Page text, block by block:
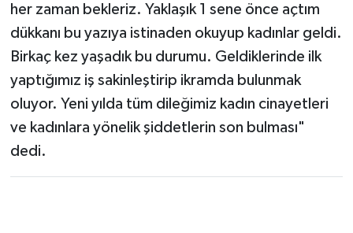
her zaman bekleriz. Yaklaşık 1 sene önce açtım
dükkanı bu yazıya istinaden okuyup kadınlar geldi.
Birkaç kez yaşadık bu durumu. Geldiklerinde ilk
yaptığımız iş sakinleştirip ikramda bulunmak
oluyor. Yeni yılda tüm dileğimiz kadın cinayetleri
ve kadınlara yönelik şiddetlerin son bulması"
dedi.